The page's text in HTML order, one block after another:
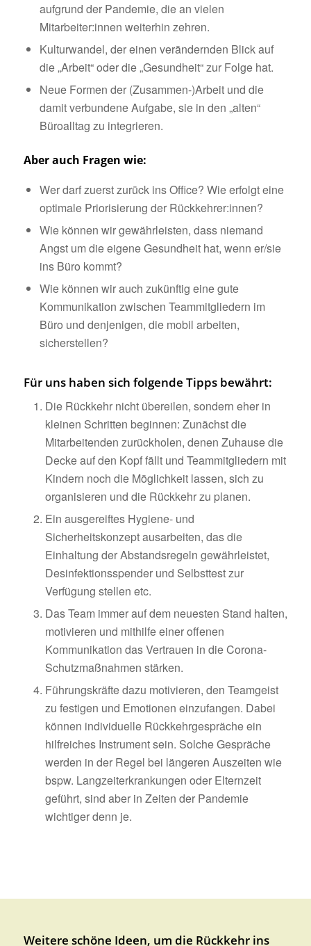
aufgrund der Pandemie, die an vielen
Mitarbeiter:innen weiterhin zehren.
Kulturwandel, der einen verändernden Blick auf
die „Arbeit“ oder die „Gesundheit“ zur Folge hat.
Neue Formen der (Zusammen-)Arbeit und die
damit verbundene Aufgabe, sie in den „alten“
Büroalltag zu integrieren.
Aber auch Fragen wie:
Wer darf zuerst zurück ins Office? Wie erfolgt eine
optimale Priorisierung der Rückkehrer:innen?
Wie können wir gewährleisten, dass niemand
Angst um die eigene Gesundheit hat, wenn er/sie
ins Büro kommt?
Wie können wir auch zukünftig eine gute
Kommunikation zwischen Teammitgliedern im
Büro und denjenigen, die mobil arbeiten,
sicherstellen?
Für uns haben sich folgende Tipps bewährt:
Die Rückkehr nicht übereilen, sondern eher in
kleinen Schritten beginnen: Zunächst die
Mitarbeitenden zurückholen, denen Zuhause die
Decke auf den Kopf fällt und Teammitgliedern mit
Kindern noch die Möglichkeit lassen, sich zu
organisieren und die Rückkehr zu planen.
Ein ausgereiftes Hygiene- und
Sicherheitskonzept ausarbeiten, das die
Einhaltung der Abstandsregeln gewährleistet,
Desinfektionsspender und Selbsttest zur
Verfügung stellen etc.
Das Team immer auf dem neuesten Stand halten,
motivieren und mithilfe einer offenen
Kommunikation das Vertrauen in die Corona-
Schutzmaßnahmen stärken.
Führungskräfte dazu motivieren, den Teamgeist
zu festigen und Emotionen einzufangen. Dabei
können individuelle Rückkehrgespräche ein
hilfreiches Instrument sein. Solche Gespräche
werden in der Regel bei längeren Auszeiten wie
bspw. Langzeiterkrankungen oder Elternzeit
geführt, sind aber in Zeiten der Pandemie
wichtiger denn je.
Weitere schöne Ideen, um die Rückkehr ins